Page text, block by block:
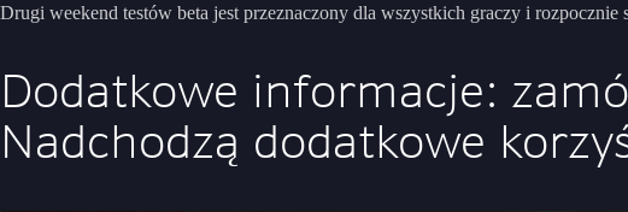
Drugi weekend testów beta jest przeznaczony dla wszystkich graczy i rozpocznie
Dodatkowe informacje:
Nadchodzą dodatkowe